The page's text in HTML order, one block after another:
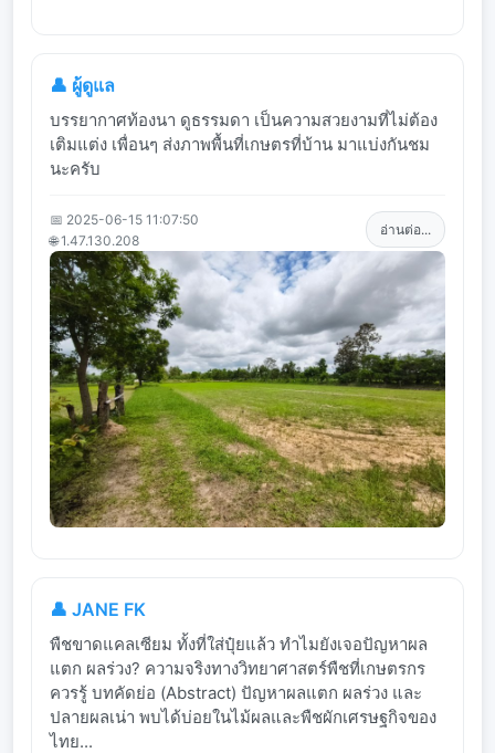
👤 ผู้ดูแล
บรรยากาศท้องนา ดูธรรมดา เป็นความสวยงามที่ไม่ต้อง
เติมแต่ง เพื่อนๆ ส่งภาพพื้นที่เกษตรที่บ้าน มาแบ่งกันชม
นะครับ
📅 2025-06-15 11:07:50
🌐 1.47.130.208
อ่านต่อ...
👤 JANE FK
พืชขาดแคลเซียม ทั้งที่ใส่ปุ๋ยแล้ว ทำไมยังเจอปัญหาผล
แตก ผลร่วง? ความจริงทางวิทยาศาสตร์พืชที่เกษตรกร
ควรรู้ บทคัดย่อ (Abstract) ปัญหาผลแตก ผลร่วง และ
ปลายผลเน่า พบได้บ่อยในไม้ผลและพืชผักเศรษฐกิจของ
ไทย...